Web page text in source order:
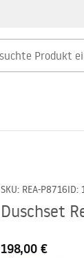
SKU: REA-P8716ID:
Duschset
198,00 €